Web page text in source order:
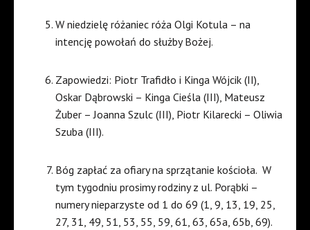
W niedzielę różaniec róża Olgi Kotula – na
intencję powołań do służby Bożej.
Zapowiedzi: Piotr Trafidło i Kinga Wójcik (II),
Oskar Dąbrowski – Kinga Cieśla (III), Mateusz
Żuber – Joanna Szulc (III), Piotr Kilarecki – Oliwia
Szuba (III).
Bóg zapłać za ofiary na sprzątanie kościoła. W
tym tygodniu prosimy rodziny z ul. Porąbki –
numery nieparzyste od 1 do 69 (1, 9, 13, 19, 25,
27, 31, 49, 51, 53, 55, 59, 61, 63, 65a, 65b, 69).